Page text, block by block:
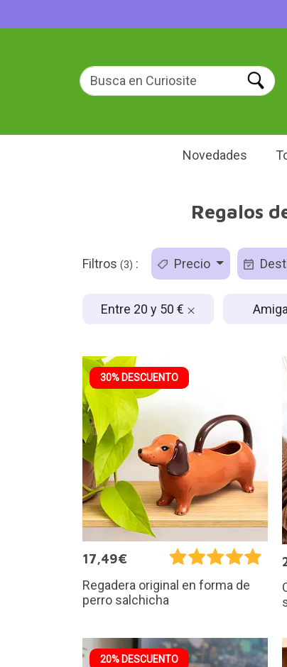
Novedades
Regalos
Filtros (3) : Precio
Entre 20 y 50 €
30% DESCUENTO
17,49€
Regadera original en forma de
perro salchicha
20% DESCUENTO